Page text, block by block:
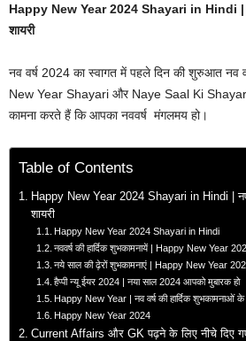
Happy New Year 2024 Shayari in Hindi | नए
शायरी
नव वर्ष 2024 का स्वागत में पहले दिन की शुरुआत नव
New Year Shayari और Naye Saal Ki
कामना करते हैं कि आपका नववर्ष मंगलमय हो।
Table of Contents
Happy New Year 2024 Shayari in Hindi | नए
शायरी
Happy New Year 2024 Shayari in Hindi
नववर्ष की हार्दिक शुभकामनायें | Happy New Year
नये साल की ढ़ेरों शुभकामनाएं | Happy New Year
हैप्पी न्यू ईयर 2024 | नया साल 2024 आपको मुबारक हो
Happy New Year | नव वर्ष की हार्दिक शुभकामनाओं
Happy New Year 2024
Current Affairs और GK पढ़ने के लिए नीचे दिए